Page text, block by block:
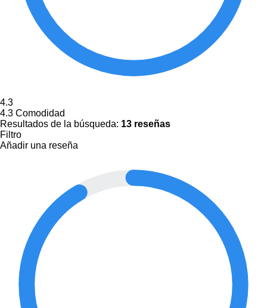
4.3
4.3 Comodidad
Resultados de la búsqueda: 13 reseñas
Filtro
Añadir una reseña